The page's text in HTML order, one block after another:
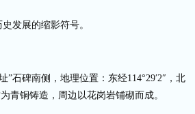
发展的缩影符号。
”石碑南侧，地理位置：东经114°29′2″，北
青铜铸造，周边以花岗岩铺砌而成。